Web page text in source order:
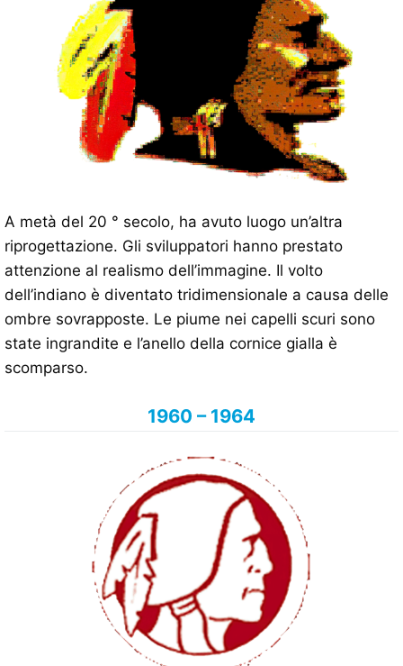
A metà del 20 ° secolo, ha avuto luogo un’altra
riprogettazione. Gli sviluppatori hanno prestato
attenzione al realismo dell’immagine. Il volto
dell’indiano è diventato tridimensionale a causa delle
ombre sovrapposte. Le piume nei capelli scuri sono
state ingrandite e l’anello della cornice gialla è
scomparso.
1960 – 1964